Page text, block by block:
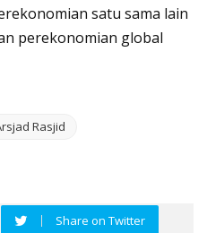
satu sama lain
perekonomian global
Rasjid
Share on Twitter